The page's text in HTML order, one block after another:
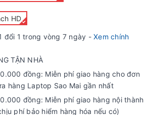
HD
đổi 1 trong vòng 7 ngày - Xem chính
TẬN NHÀ
đồng: Miễn phí giao hàng cho đơn
hàng Laptop Sao Mai gần nhất
đồng: Miễn phí giao hàng nội thành
phí bảo hiểm hàng hóa nếu có)